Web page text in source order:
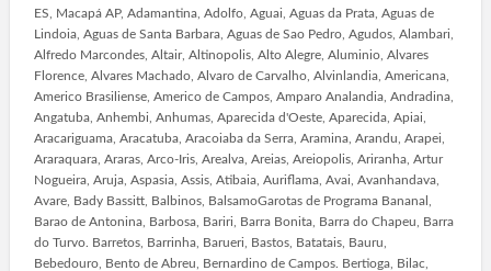
ES, Macapá AP, Adamantina, Adolfo, Aguai, Aguas da Prata, Aguas de
Lindoia, Aguas de Santa Barbara, Aguas de Sao Pedro, Agudos, Alambari,
Alfredo Marcondes, Altair, Altinopolis, Alto Alegre, Aluminio, Alvares
Florence, Alvares Machado, Alvaro de Carvalho, Alvinlandia, Americana,
Americo Brasiliense, Americo de Campos, Amparo Analandia, Andradina,
Angatuba, Anhembi, Anhumas, Aparecida d'Oeste, Aparecida, Apiai,
Aracariguama, Aracatuba, Aracoiaba da Serra, Aramina, Arandu, Arapei,
Araraquara, Araras, Arco-Iris, Arealva, Areias, Areiopolis, Ariranha, Artur
Nogueira, Aruja, Aspasia, Assis, Atibaia, Auriflama, Avai, Avanhandava,
Avare, Bady Bassitt, Balbinos, BalsamoGarotas de Programa Bananal,
Barao de Antonina, Barbosa, Bariri, Barra Bonita, Barra do Chapeu, Barra
do Turvo. Barretos, Barrinha, Barueri, Bastos, Batatais, Bauru,
Bebedouro, Bento de Abreu, Bernardino de Campos. Bertioga, Bilac,